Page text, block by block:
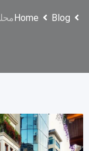
Home Blog